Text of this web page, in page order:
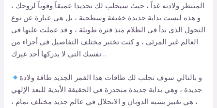
المنتظر ولادته غداً ، حيث سيجلب لك تجديدا عميقاً وقوياً لروحك ،
و هذه ليست بداية جديدة خفيفة وسطحية ، بل هي عبارة عن نوع
التحول الذي بدأ في الظلام منذ فترة طويلة ، و قد عملت عليها في
العالم غير المرئي ، و كنت تختبر مختلف التفاصيل في أجزاء من
نفسك التي لا يدركها أحد غيرك…
و بالتالي سوف تجلب لك طاقات هذا القمر الجديد طاقة ولادة
جديدة ، وهي بداية جديدة متجذرة في الحقيقة الأبدية للبعد الإلهي
، هي تغيير يشبه الذوبان و الانحلال في عالم جديد مختلف تمام ،